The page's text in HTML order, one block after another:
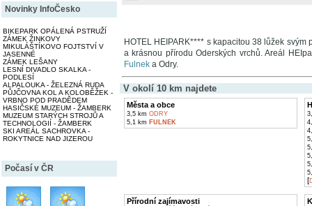
Novinky InfoČesko
BIKEPARK OPÁLENÁ PSTRUŽÍ
ZÁMEK ŽINKOVY
MIKULÁŠTÍKOVO FOJTSTVÍ V
JASENNÉ
ZÁMEK LEŠANY
LESNÍ DIVADLO SKALKA -
PODLESÍ
ALPALOUKA - ŽELEZNÁ RUDA
PŮJČOVNA KOL A KOLOBĚŽEK -
VRBNO POD PRADĚDEM
HASIČSKÉ MUZEUM - ŽAMBERK
MUZEUM STARÝCH STROJŮ A
TECHNOLOGIÍ - ŽAMBERK
SKI AREÁL SACHROVKA -
ROKYTNICE NAD JIZEROU
Počasí v ČR
HOTEL HEIPARK**** s kapacitou 38 lůžek
a krásnou přírodu Oderských vrchů. Areál
Fulnek a Odry.
V okolí 10 km najdete
Města a obce
3,5 km ODRY
5,1 km FULNEK
[
Přírodní zajímavosti